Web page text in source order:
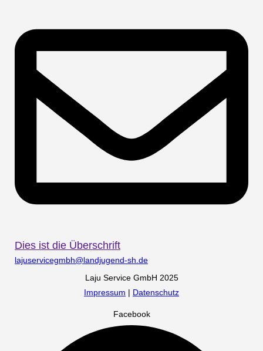
Dies ist die Überschrift
lajuservicegmbh@landjugend-sh.de
Laju Service GmbH 2025
Impressum | Datenschutz
Facebook